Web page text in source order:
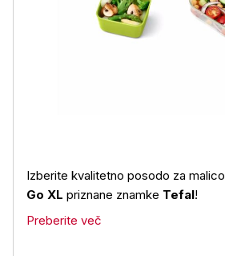
Izberite kvalitetno posodo za malico
Go XL priznane znamke Tefal!
Preberite več